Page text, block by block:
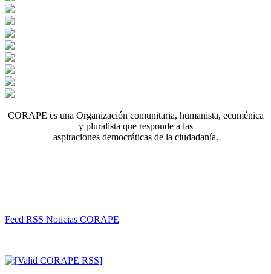
CORAPE es una Organización comunitaria, humanista, ecuménica
y pluralista que responde a las
aspiraciones democráticas de la ciudadanía.
Feed RSS Noticias CORAPE